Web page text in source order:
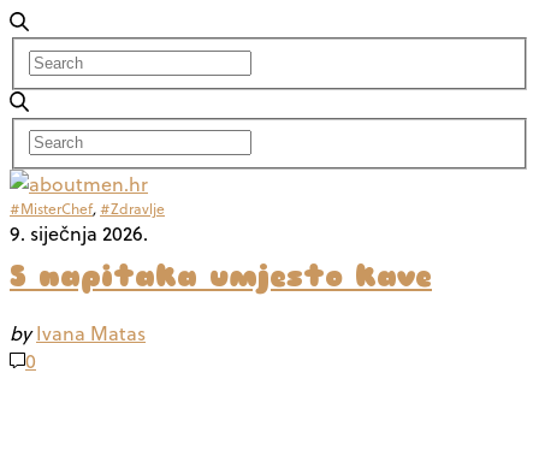
#MisterChef,#Zdravlje
9. siječnja 2026.
5 napitaka umjesto kave
by Ivana Matas
0